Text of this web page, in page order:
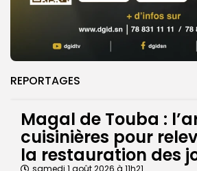
REPORTAGES
Magal de Touba :
cuisinières pour
la restauration des